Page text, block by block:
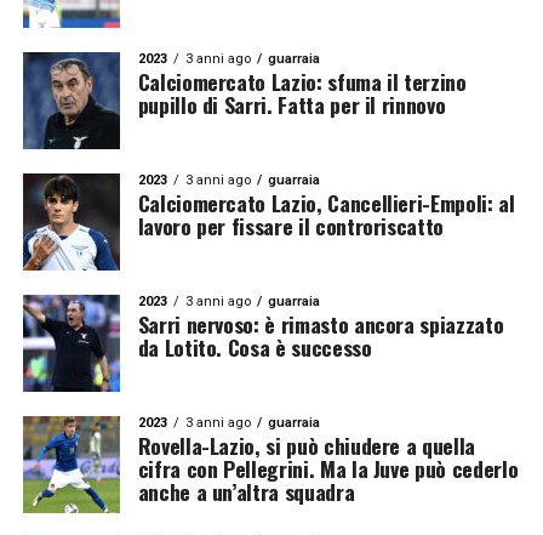
2023 3 anni ago guarraia
Calciomercato Lazio: sfuma il terzino
pupillo di Sarri. Fatta per il rinnovo
2023 3 anni ago guarraia
Calciomercato Lazio, Cancellieri-Empoli: al
lavoro per fissare il controriscatto
2023 3 anni ago guarraia
Sarri nervoso: è rimasto ancora spiazzato
da Lotito. Cosa è successo
2023 3 anni ago guarraia
Rovella-Lazio, si può chiudere a quella
cifra con Pellegrini. Ma la Juve può cederlo
anche a un’altra squadra